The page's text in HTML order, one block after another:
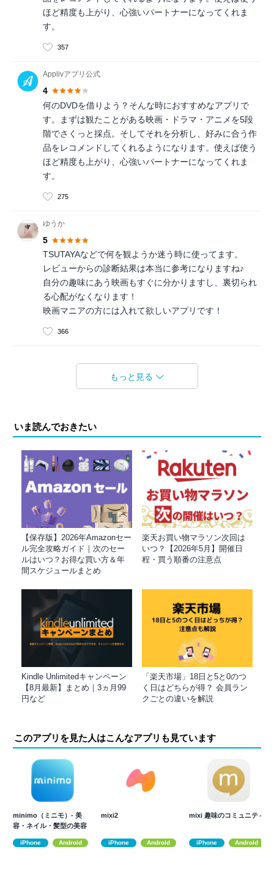
ほど精度も上がり、心強いパートナーになってくれま
す。
357
Applivアプリ公式
4
何のDVDを借りよう？そんな時におすすめなアプリで
す。まずは観たことがある映画・ドラマ・アニメを5段
階でさくっと採点。そしてそれを分析し、好みに合う作
品をレコメンドしてくれるようになります。使えば使う
ほど精度も上がり、心強いパートナーになってくれま
す。
275
ゆうか
5
TSUTAYAなどで何を観ようか迷う時に使ってます。
レビューからの診断結果は本当に参考になりますね♪
自分の趣味にあう映画もすぐに分かりますし、裏切られ
る心配がなくなります！
映画マニアの方には入れて欲しいアプリです！
366
もっと見る
いま読んでおきたい
【保存版】2026年Amazonセー
ル完全攻略ガイド｜次のセー
ルはいつ？お得な買い方＆年
間スケジュールまとめ
楽天お買い物マラソン次回は
いつ？【2026年5月】開催日
程・買う順番の注意点
Kindle Unlimitedキャンペーン
【8月最新】まとめ｜3ヵ月99
円など
「楽天市場」18日と5と0のつ
く日はどちらが得？ 会員ラン
クごとの違いを解説
このアプリを見た人はこんなアプリも見ています
minimo（ミニモ）- 美
容・ネイル・髪型の美容
iPhone Android
mixi2
iPhone Android
mixi 趣味のコミュニティ
iPhone Android